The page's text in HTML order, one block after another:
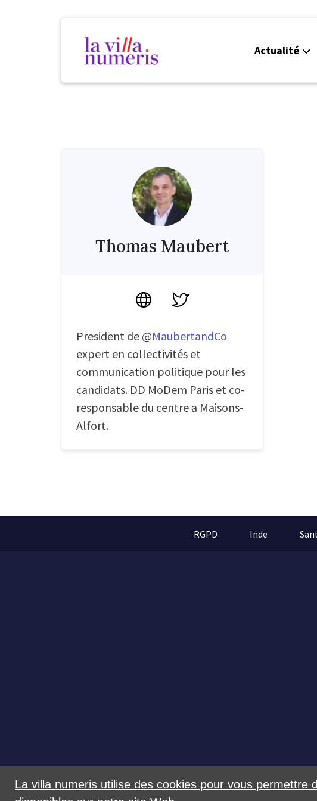
Actualité
Thomas Maubert
Site Twitter
President de @MaubertandCo
expert en collectivités et
communication politique pour les
candidats. DD MoDem Paris et co-
responsable du centre a Maisons-
Alfort.
RGPD Inde
La villa numeris utilise des cookies pour vous